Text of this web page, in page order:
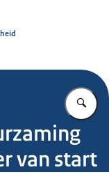
van start